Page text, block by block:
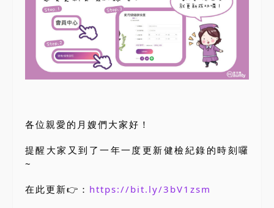
各位親愛的月嫂們大家好！
提醒大家又到了一年一度更新健檢紀錄的時刻囉
~
在此更新👉： https://bit.ly/3bV1zsm